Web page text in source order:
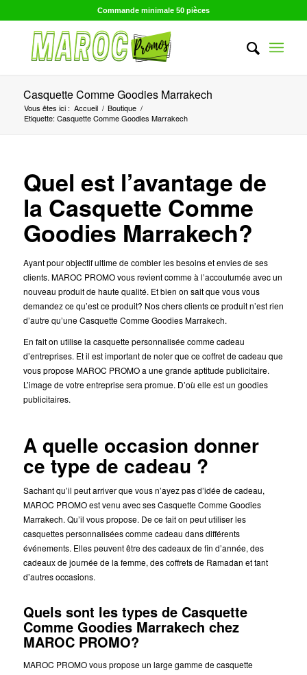
Commande minimale 50 pièces
Casquette Comme Goodies Marrakech
Vous êtes ici : Accueil / Boutique /
Etiquette: Casquette Comme Goodies Marrakech
Quel est l’avantage de
la Casquette Comme
Goodies Marrakech?
Ayant pour objectif ultime de combler les besoins et envies de ses
clients. MAROC PROMO vous revient comme à l’accoutumée avec un
nouveau produit de haute qualité. Et bien on sait que vous vous
demandez ce qu’est ce produit? Nos chers clients ce produit n’est rien
d’autre qu’une Casquette Comme Goodies Marrakech.
En fait on utilise la casquette personnalisée comme cadeau
d’entreprises. Et il est important de noter que ce coffret de cadeau que
vous propose MAROC PROMO a une grande aptitude publicitaire.
L’image de votre entreprise sera promue. D’où elle est un goodies
publicitaires.
A quelle occasion donner
ce type de cadeau ?
Sachant qu’il peut arriver que vous n’ayez pas d’idée de cadeau,
MAROC PROMO est venu avec ses Casquette Comme Goodies
Marrakech. Qu’il vous propose. De ce fait on peut utiliser les
casquettes personnalisées comme cadeau dans différents
événements. Elles peuvent être des cadeaux de fin d’année, des
cadeaux de journée de la femme, des coffrets de Ramadan et tant
d’autres occasions.
Quels sont les types de Casquette
Comme Goodies Marrakech chez
MAROC PROMO?
MAROC PROMO vous propose un large gamme de casquette